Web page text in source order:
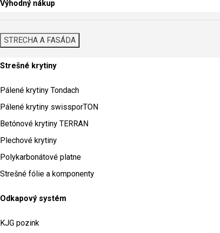
Výhodný nákup
STRECHA A FASÁDA
Strešné krytiny
Pálené krytiny Tondach
Pálené krytiny swissporTON
Betónové krytiny TERRAN
Plechové krytiny
Polykarbonátové platne
Strešné fólie a komponenty
Odkapový systém
KJG pozink